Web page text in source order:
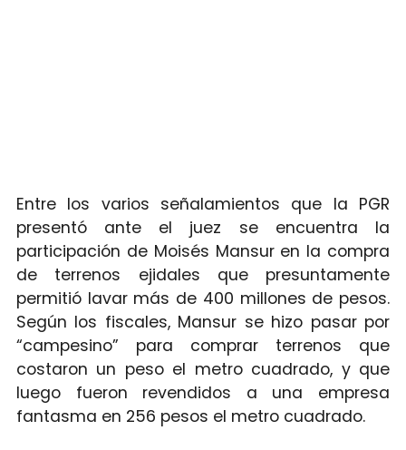
Entre los varios señalamientos que la PGR
presentó ante el juez se encuentra la
participación de Moisés Mansur en la compra
de terrenos ejidales que presuntamente
permitió lavar más de 400 millones de pesos.
Según los fiscales, Mansur se hizo pasar por
“campesino” para comprar terrenos que
costaron un peso el metro cuadrado, y que
luego fueron revendidos a una empresa
fantasma en 256 pesos el metro cuadrado.